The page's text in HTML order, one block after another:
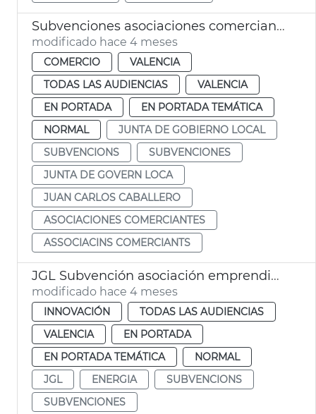
Subvenciones asociaciones comerciantes València
modificado hace 4 meses
COMERCIO
VALENCIA
TODAS LAS AUDIENCIAS
VALENCIA
EN PORTADA
EN PORTADA TEMÁTICA
NORMAL
JUNTA DE GOBIERNO LOCAL
SUBVENCIONS
SUBVENCIONES
JUNTA DE GOVERN LOCA
JUAN CARLOS CABALLERO
ASOCIACIONES COMERCIANTES
ASSOCIACINS COMERCIANTS
JGL Subvención asociación emprendidas energía València
modificado hace 4 meses
INNOVACIÓN
TODAS LAS AUDIENCIAS
VALENCIA
EN PORTADA
EN PORTADA TEMÁTICA
NORMAL
JGL
ENERGIA
SUBVENCIONS
SUBVENCIONES